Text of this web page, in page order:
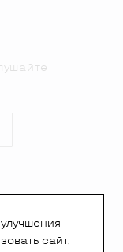
2026© Радио 7
сайт,